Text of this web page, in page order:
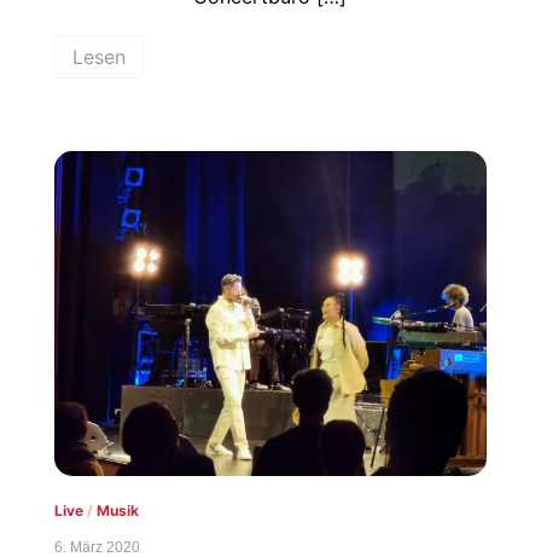
Lesen
Live/ Musik
6. März 2020